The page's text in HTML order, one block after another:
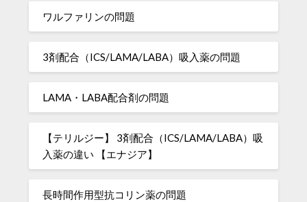
ワルファリンの問題
3剤配合（ICS/LAMA/LABA）吸入薬の問題
LAMA・LABA配合剤の問題
【テリルジー】 3剤配合（ICS/LAMA/LABA）吸
入薬の違い 【エナジア】
長時間作用型抗コリン薬の問題